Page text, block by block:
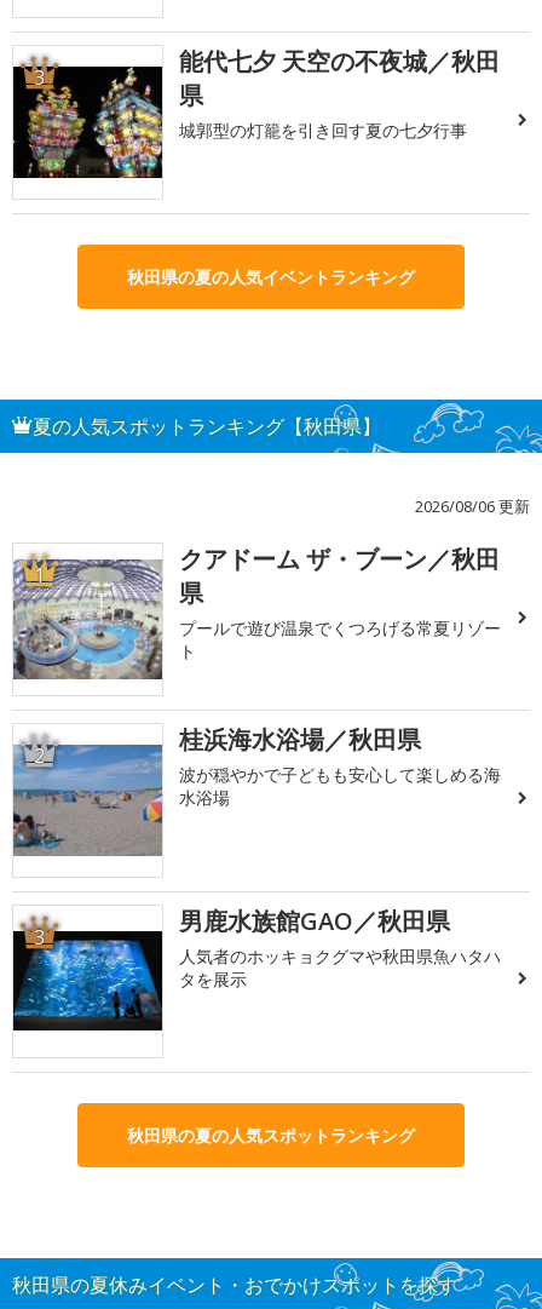
3
能代七夕 天空の不夜城／秋田
県
城郭型の灯籠を引き回す夏の七夕行事
秋田県の夏の人気イベントランキング
夏の人気スポットランキング【秋田県】
2026/08/06 更新
1
クアドーム ザ・ブーン／秋田
県
プールで遊び温泉でくつろげる常夏リゾー
ト
2 桂浜海水浴場／秋田県
波が穏やかで子どもも安心して楽しめる海
水浴場
3 男鹿水族館GAO／秋田県
人気者のホッキョクグマや秋田県魚ハタハ
タを展示
秋田県の夏の人気スポットランキング
秋田県の夏休みイベント・おでかけスポットを探す